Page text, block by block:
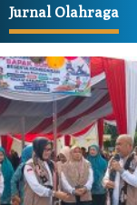
Jurnal Olahraga